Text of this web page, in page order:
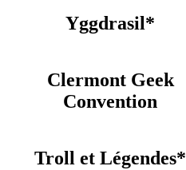
Yggdrasil*
Clermont Geek
Convention
Troll et Légendes*